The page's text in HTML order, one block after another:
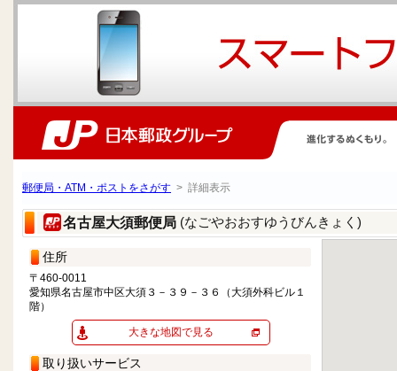
郵便局・ATM・ポストをさがす > 詳細表示
名古屋大須郵便局 (なごやおおすゆうびんきょく)
住所
〒460-0011
愛知県名古屋市中区大須３－３９－３６（大須外科ビル１
階）
大きな地図で見る
取り扱いサービス